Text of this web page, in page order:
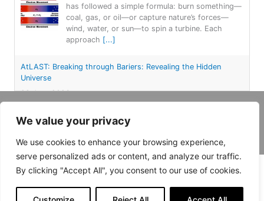
We value your privacy
We use cookies to enhance your browsing experience,
serve personalized ads or content, and analyze our traffic.
By clicking "Accept All", you consent to our use of cookies.
has followed a simple formula: burn something—
coal, gas, or oil—or capture nature’s forces—
wind, water, or sun—to spin a turbine. Each
approach [...]
AtLAST: Breaking through Bariers: Revealing the Hidden
Universe
28 June 2026
in the centres of galaxies absorbs and scatters
formation—and entire galaxies—remain virtually
invisible [...]
Rotating Detonation Rocket Engine
Persona Corp